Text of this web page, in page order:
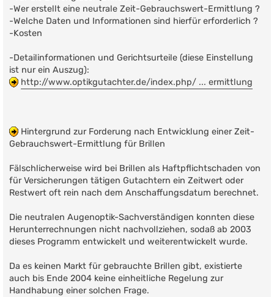
-Wer erstellt eine neutrale Zeit-Gebrauchswert-Ermittlung ?
-Welche Daten und Informationen sind hierfür erforderlich ?
-Kosten
-Detailinformationen und Gerichtsurteile (diese Einstellung
ist nur ein Auszug):
http://www.optikgutachter.de/index.php/ ... ermittlung
Hintergrund zur Forderung nach Entwicklung einer Zeit-
Gebrauchswert-Ermittlung für Brillen
Fälschlicherweise wird bei Brillen als Haftpflichtschaden von
für Versicherungen tätigen Gutachtern ein Zeitwert oder
Restwert oft rein nach dem Anschaffungsdatum berechnet.
Die neutralen Augenoptik-Sachverständigen konnten diese
Herunterrechnungen nicht nachvollziehen, sodaß ab 2003
dieses Programm entwickelt und weiterentwickelt wurde.
Da es keinen Markt für gebrauchte Brillen gibt, existierte
auch bis Ende 2004 keine einheitliche Regelung zur
Handhabung einer solchen Frage.